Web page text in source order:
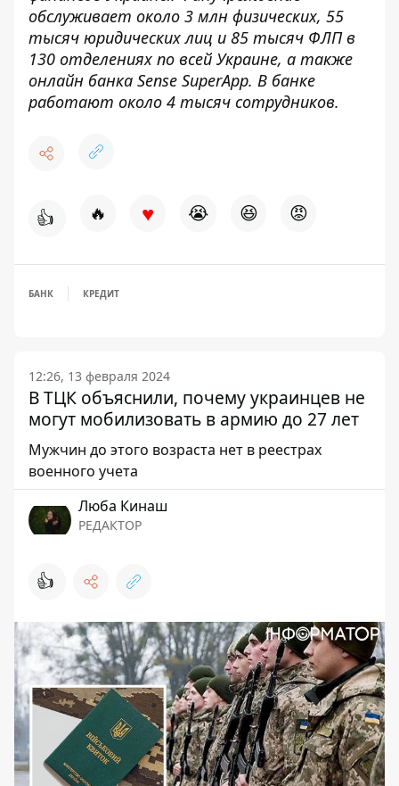
обслуживает около 3 млн физических, 55
тысяч юридических лиц и 85 тысяч ФЛП в
130 отделениях по всей Украине, а также
онлайн банка Sense SuperApp. В банке
работают около 4 тысяч сотрудников.
👍 🔥 ♥ 😭 😆 😡
БАНК КРЕДИТ
12:26, 13 февраля 2024
В ТЦК объяснили, почему украинцев не
могут мобилизовать в армию до 27 лет
Мужчин до этого возраста нет в реестрах
военного учета
Люба Кинаш
РЕДАКТОР
👍